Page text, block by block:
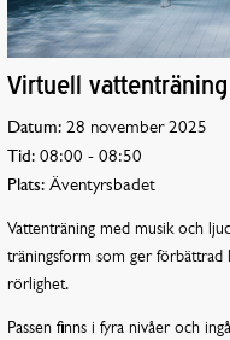
Virtuell vattenträning
Datum: 28 november 2025
Tid: 08:00 - 08:50
Plats: Äventyrsbadet
Vattenträning med musik och
träningsform som ger
rörlighet.
Passen finns i fyra nivåer och